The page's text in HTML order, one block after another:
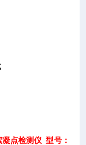
凝点检测仪 型号：